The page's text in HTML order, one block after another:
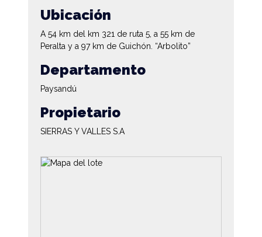
Ubicación
A 54 km del km 321 de ruta 5, a 55 km de
Peralta y a 97 km de Guichón. “Arbolito”
Departamento
Paysandú
Propietario
SIERRAS Y VALLES S.A